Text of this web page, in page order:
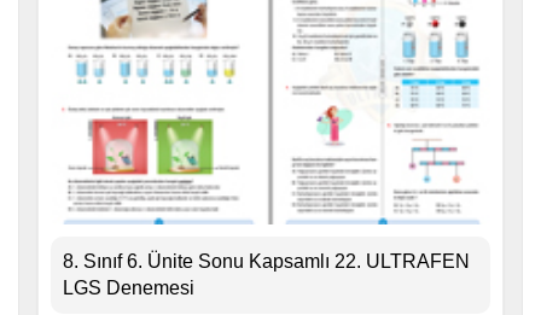
8. Sınıf 6. Ünite Sonu Kapsamlı 22. ULTRAFEN
LGS Denemesi